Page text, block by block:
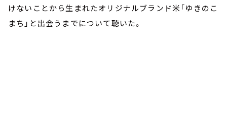
けないことから生まれたオリジナルブランド米「ゆきのこ
まち」と出会うまでについて聴いた。